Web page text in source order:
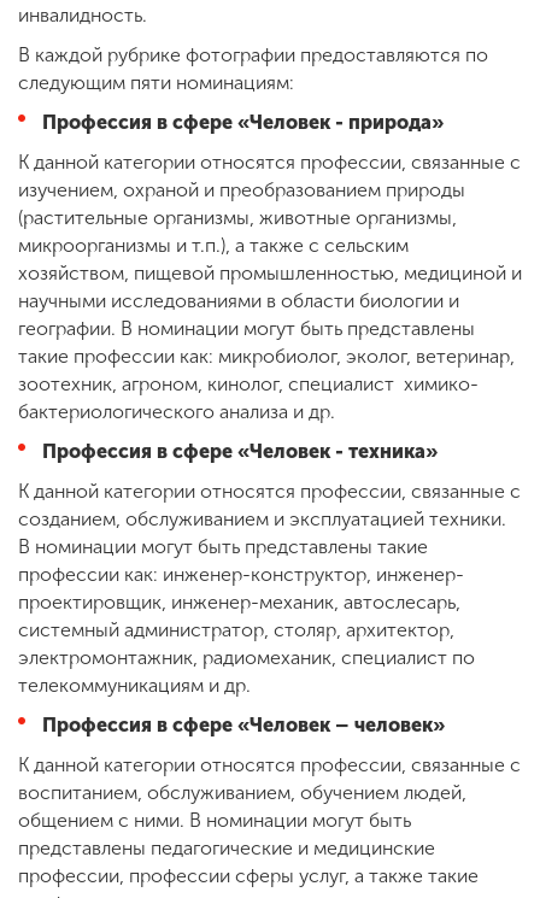
инвалидность.
В каждой рубрике фотографии предоставляются по
следующим пяти номинациям:
Профессия в сфере «Человек - природа»
К данной категории относятся профессии, связанные с
изучением, охраной и преобразованием природы
(растительные организмы, животные организмы,
микроорганизмы и т.п.), а также с сельским
хозяйством, пищевой промышленностью, медициной и
научными исследованиями в области биологии и
географии. В номинации могут быть представлены
такие профессии как: микробиолог, эколог, ветеринар,
зоотехник, агроном, кинолог, специалист химико-
бактериологического анализа и др.
Профессия в сфере «Человек - техника»
К данной категории относятся профессии, связанные с
созданием, обслуживанием и эксплуатацией техники.
В номинации могут быть представлены такие
профессии как: инженер-конструктор, инженер-
проектировщик, инженер-механик, автослесарь,
системный администратор, столяр, архитектор,
электромонтажник, радиомеханик, специалист по
телекоммуникациям и др.
Профессия в сфере «Человек – человек»
К данной категории относятся профессии, связанные с
воспитанием, обслуживанием, обучением людей,
общением с ними. В номинации могут быть
представлены педагогические и медицинские
профессии, профессии сферы услуг, а также такие